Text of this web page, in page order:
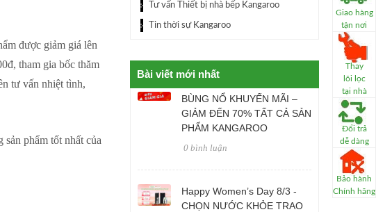
Giao hàng
tận nơi
Thay
lõi lọc
tại nhà
Đổi trả
dễ dàng
Bảo hành
Chính hãng
được giảm giá lên
tham gia bốc thăm
tư vấn nhiệt tình,
phẩm tốt nhất của
Tư vấn Thiết bị nhà bếp Kangaroo
Tin thời sự Kangaroo
Bài viết mới nhất
BÙNG NỔ KHUYẾN MÃI –
GIẢM ĐẾN 70% TẤT CẢ SẢN
PHẨM KANGAROO
0 bình luận
Happy Women’s Day 8/3 -
CHỌN NƯỚC KHỎE TRAO